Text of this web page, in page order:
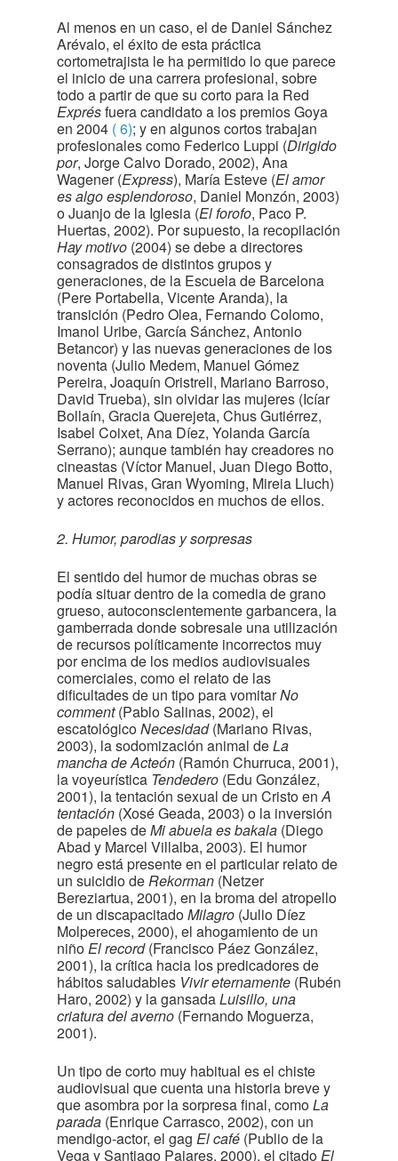
Al menos en un caso, el de Daniel Sánchez
Arévalo, el éxito de esta práctica
cortometrajista le ha permitido lo que parece
el inicio de una carrera profesional, sobre
todo a partir de que su corto para la Red
Exprésfuera candidato a los premios Goya
en 2004 ( 6); y en algunos cortos trabajan
profesionales como Federico Luppi (Dirigido
por, Jorge Calvo Dorado, 2002), Ana
Wagener (Express), María Esteve (El amor
es algo esplendoroso, Daniel Monzón, 2003)
o Juanjo de la Iglesia (El forofo, Paco P.
Huertas, 2002). Por supuesto, la recopilación
Hay motivo (2004) se debe a directores
consagrados de distintos grupos y
generaciones, de la Escuela de Barcelona
(Pere Portabella, Vicente Aranda), la
transición (Pedro Olea, Fernando Colomo,
Imanol Uribe, García Sánchez, Antonio
Betancor) y las nuevas generaciones de los
noventa (Julio Medem, Manuel Gómez
Pereira, Joaquín Oristrell, Mariano Barroso,
David Trueba), sin olvidar las mujeres (Icíar
Bollaín, Gracia Querejeta, Chus Gutiérrez,
Isabel Coixet, Ana Díez, Yolanda García
Serrano); aunque también hay creadores no
cineastas (Víctor Manuel, Juan Diego Botto,
Manuel Rivas, Gran Wyoming, Mireia Lluch)
y actores reconocidos en muchos de ellos.
2. Humor, parodias y sorpresas
El sentido del humor de muchas obras se
podía situar dentro de la comedia de grano
grueso, autoconscientemente garbancera, la
gamberrada donde sobresale una utilización
de recursos políticamente incorrectos muy
por encima de los medios audiovisuales
comerciales, como el relato de las
dificultades de un tipo para vomitarNo
comment(Pablo Salinas, 2002), el
escatológicoNecesidad(Mariano Rivas,
2003), la sodomización animal deLa
mancha de Acteón (Ramón Churruca, 2001),
la voyeurística Tendedero (Edu González,
2001), la tentación sexual de un Cristo en A
tentación (Xosé Geada, 2003) o la inversión
de papeles deMi abuela es bakala (Diego
Abad y Marcel Villalba, 2003). El humor
negro está presente en el particular relato de
un suicidio de Rekorman (Netzer
Bereziartua, 2001), en la broma del atropello
de un discapacitadoMilagro (Julio Díez
Molpereces, 2000), el ahogamiento de un
niño El record(Francisco Páez González,
2001), la crítica hacia los predicadores de
hábitos saludables Vivir eternamente (Rubén
Haro, 2002) y la gansadaLuisillo, una
criatura del averno (Fernando Moguerza,
2001).
Un tipo de corto muy habitual es el chiste
audiovisual que cuenta una historia breve y
que asombra por la sorpresa final, comoLa
parada (Enrique Carrasco, 2002), con un
mendigo-actor, el gag El café (Publio de la
Vega y Santiago Pajares, 2000), el citado El